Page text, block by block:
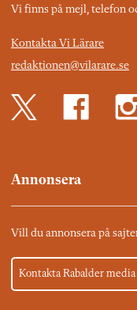
Vi finns på mejl, telefon
Kontakta Vi Lärare
redaktionen@vilarare.se
Annonsera
Vill du annonsera på
Kontakta Rabalder media